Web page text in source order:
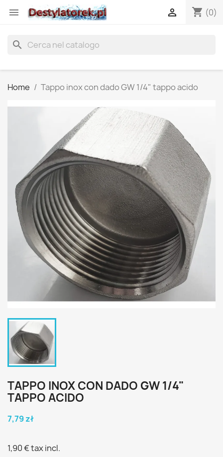
 shopping_cart (0)

search
Home Tappo inox con dado GW 1/4" tappo acido
TAPPO INOX CON DADO GW 1/4"
TAPPO ACIDO
7,79 zł
1,90 €tax incl.